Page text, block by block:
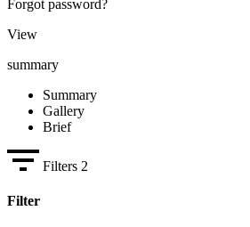
Forgot password?
View
summary
Summary
Gallery
Brief
Filters 2
Filter